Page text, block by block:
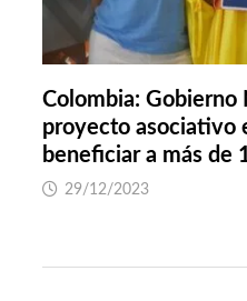
Colombia: Gobierno
proyecto asociativo
beneficiar a más de
29/12/2023